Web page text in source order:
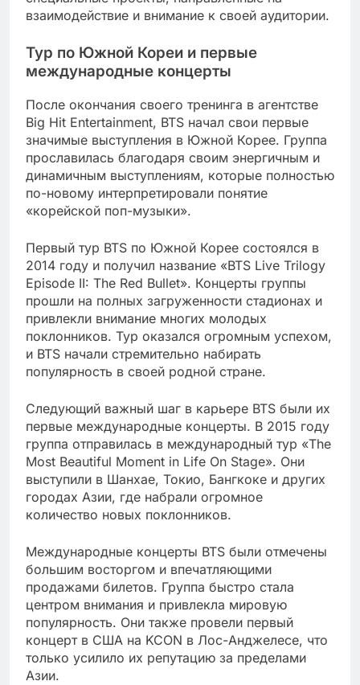
взаимодействие и внимание к своей аудитории.
Тур по Южной Кореи и первые
международные концерты
После окончания своего тренинга в агентстве
Big Hit Entertainment, BTS начал свои первые
значимые выступления в Южной Корее. Группа
прославилась благодаря своим энергичным и
динамичным выступлениям, которые полностью
по-новому интерпретировали понятие
«корейской поп-музыки».
Первый тур BTS по Южной Корее состоялся в
2014 году и получил название «BTS Live Trilogy
Episode II: The Red Bullet». Концерты группы
прошли на полных загруженности стадионах и
привлекли внимание многих молодых
поклонников. Тур оказался огромным успехом,
и BTS начали стремительно набирать
популярность в своей родной стране.
Следующий важный шаг в карьере BTS были их
первые международные концерты. В 2015 году
группа отправилась в международный тур «The
Most Beautiful Moment in Life On Stage». Они
выступили в Шанхае, Токио, Бангкоке и других
городах Азии, где набрали огромное
количество новых поклонников.
Международные концерты BTS были отмечены
большим восторгом и впечатляющими
продажами билетов. Группа быстро стала
центром внимания и привлекла мировую
популярность. Они также провели первый
концерт в США на KCON в Лос-Анджелесе, что
только усилило их репутацию за пределами
Азии.